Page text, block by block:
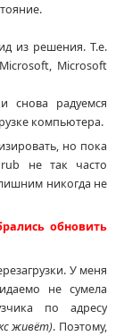
из решения. Т.е.
Microsoft
радуемся
компьютера.
но пока
не так часто
никогда не
обновить
У меня
не сумела
по адресу
живёт). Поэтому,